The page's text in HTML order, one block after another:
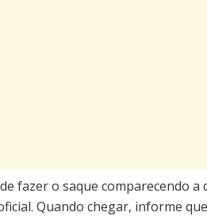
fazer o saque comparecendo a
Quando chegar, informe